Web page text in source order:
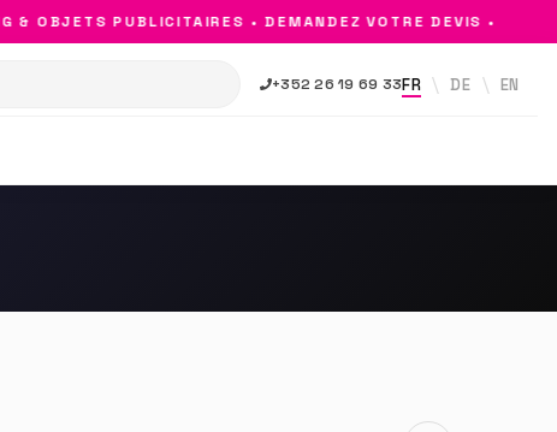
OBJETS PUBLICITAIRES • DEMANDEZ VOTRE DEVIS •
+352 26 19 69 33FR DE EN